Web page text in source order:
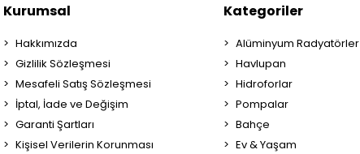
Kurumsal
Hakkımızda
Gizlilik Sözleşmesi
Mesafeli Satış Sözleşmesi
İptal, İade ve Değişim
Garanti Şartları
Kişisel Verilerin Korunması
Kategoriler
Alüminyum Radyatörler
Havlupan
Hidroforlar
Pompalar
Bahçe
Ev & Yaşam